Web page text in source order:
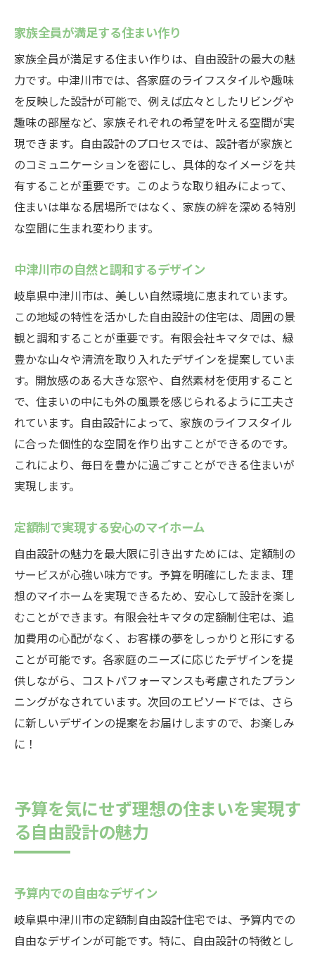
自然を取り入れたデザインの例
快適な住まいを作るための自然素材
環境に優しい設計のポイント
中津川市ならではの風景を活かす方法
自然と共生する住まいの作り方
自由設計で実現するエコ住宅
定額制で安心！自由設計で作る個性的な住まい
個性を反映させる設計の工夫
定額制だからこそできるデザイン
安心してデザインを楽しむ方法
定額制でのコスト管理のコツ
理想の住まいを実現するための準備
自由設計×定額制住宅で実現する理想のライフス
タイル
自由設計で叶える理想の生活
定額制で安心して住まいを作る
ライフスタイルに合わせたデザインのポイ
ント
快適な暮らしを実現するための工夫
未来を見据えた自由設計の魅力
家族全員が満足する住まい作り
家族全員が満足する住まい作りは、自由設計の最大の魅
力です。中津川市では、各家庭のライフスタイルや趣味
を反映した設計が可能で、例えば広々としたリビングや
趣味の部屋など、家族それぞれの希望を叶える空間が実
現できます。自由設計のプロセスでは、設計者が家族と
のコミュニケーションを密にし、具体的なイメージを共
有することが重要です。このような取り組みによって、
住まいは単なる居場所ではなく、家族の絆を深める特別
な空間に生まれ変わります。
中津川市の自然と調和するデザイン
岐阜県中津川市は、美しい自然環境に恵まれています。
この地域の特性を活かした自由設計の住宅は、周囲の景
観と調和することが重要です。有限会社キマタでは、緑
豊かな山々や清流を取り入れたデザインを提案していま
す。開放感のある大きな窓や、自然素材を使用すること
で、住まいの中にも外の風景を感じられるように工夫さ
れています。自由設計によって、家族のライフスタイル
に合った個性的な空間を作り出すことができるのです。
これにより、毎日を豊かに過ごすことができる住まいが
実現します。
定額制で実現する安心のマイホーム
自由設計の魅力を最大限に引き出すためには、定額制の
サービスが心強い味方です。予算を明確にしたまま、理
想のマイホームを実現できるため、安心して設計を楽し
むことができます。有限会社キマタの定額制住宅は、追
加費用の心配がなく、お客様の夢をしっかりと形にする
ことが可能です。各家庭のニーズに応じたデザインを提
供しながら、コストパフォーマンスも考慮されたプラン
ニングがなされています。次回のエピソードでは、さら
に新しいデザインの提案をお届けしますので、お楽しみ
に！
予算を気にせず理想の住まいを実現す
る自由設計の魅力
予算内での自由なデザイン
岐阜県中津川市の定額制自由設計住宅では、予算内での
自由なデザインが可能です。特に、自由設計の特徴とし